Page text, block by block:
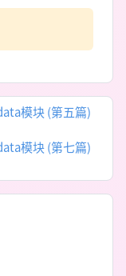
模块 (第五篇)
模块 (第七篇)